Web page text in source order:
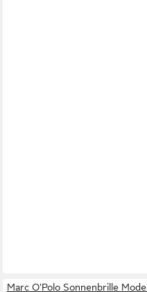
Marc O'Polo Sonnenbrille Modell